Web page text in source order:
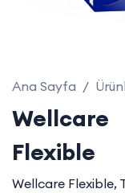
Ana Sayfa
Wellcare
Flexible
Wellcare Flexible,